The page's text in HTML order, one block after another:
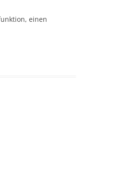
einen